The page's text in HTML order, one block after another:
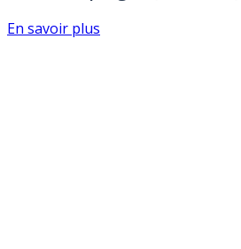
En savoir plus